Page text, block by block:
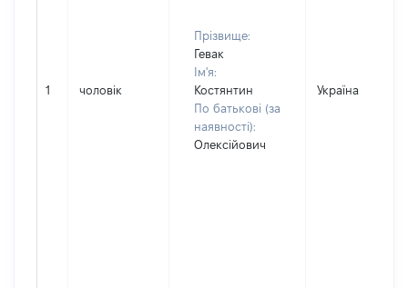
1 чоловік
Прізвище:
Гевак
Ім'я:
Костянтин
По батькові (за
наявності):
Олексійович
Україна